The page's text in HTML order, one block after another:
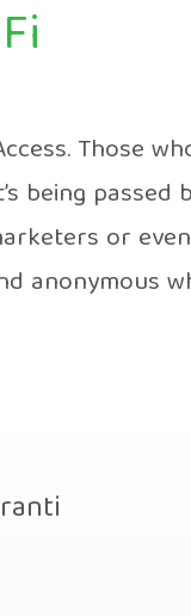
Those
passed
or
anonymous